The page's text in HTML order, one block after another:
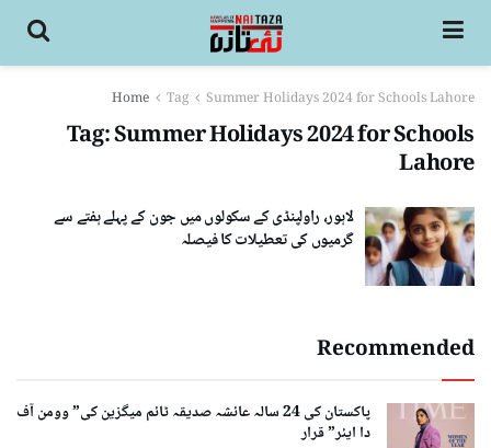
Home Tag Summer Holidays 2024 for Schools Lahore
Tag:Summer Holidays 2024 for Schools
Lahore
لاہور، راولپنڈی کے سکولوں میں جون کے پہلے ہفتے سے
گرمیوں کی تعطیلات کا فیصلہ
Recommended
پاکستان کی 24 سالہ عائشہ صدیقہ ٹائم میگزین کی” وومن آف
دا ایئر” قرار